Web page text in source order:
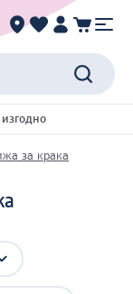
за крака